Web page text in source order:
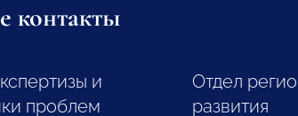
контакты
и
проблем
Отдел
развития